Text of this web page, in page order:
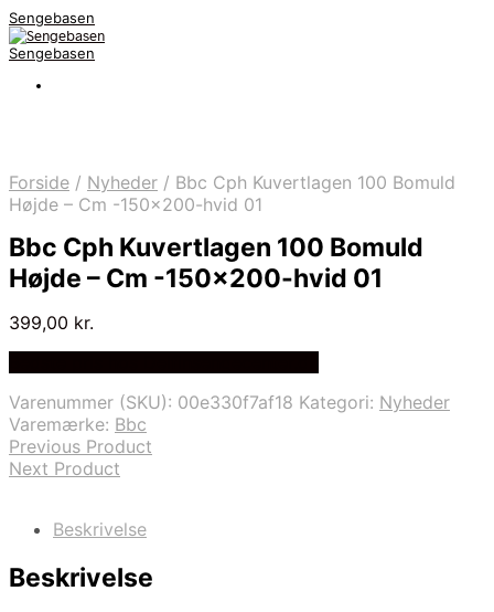
Sengebasen
Sengebasen
Forside / Nyheder / Bbc Cph Kuvertlagen 100 Bomuld
Højde – Cm -150×200-hvid 01
Bbc Cph Kuvertlagen 100 Bomuld
Højde – Cm -150×200-hvid 01
399,00 kr.
Varenummer (SKU): 00e330f7af18 Kategori: Nyheder
Varemærke: Bbc
Previous Product
Next Product
Beskrivelse
Beskrivelse